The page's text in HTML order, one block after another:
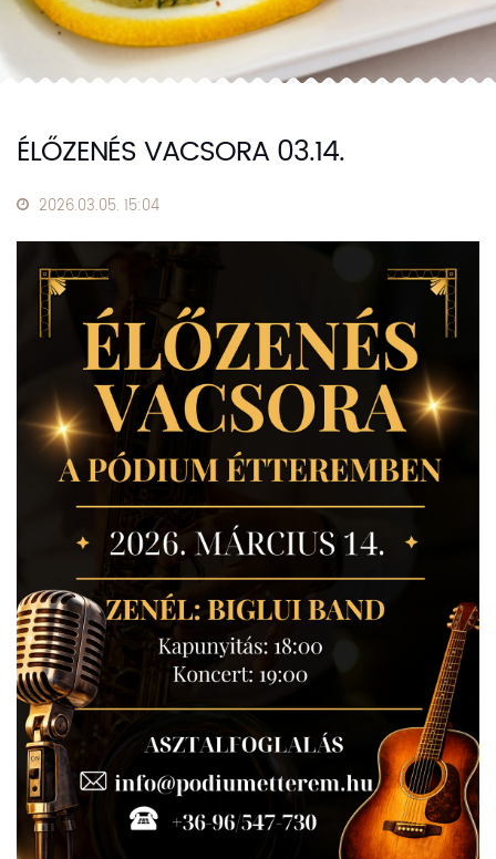
ÉLŐZENÉS VACSORA 03.14.
2026.03.05. 15:04